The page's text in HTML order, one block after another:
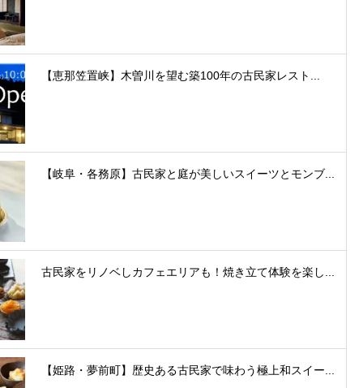
【恵那笠置峡】木曽川を望む築100年の古民家レスト...
【岐阜・各務原】古民家と庭が美しいスイーツとモンブ...
古民家をリノベしカフェエリアも！焼き立て体験を楽し...
【姫路・夢前町】歴史ある古民家で味わう極上和スイー...